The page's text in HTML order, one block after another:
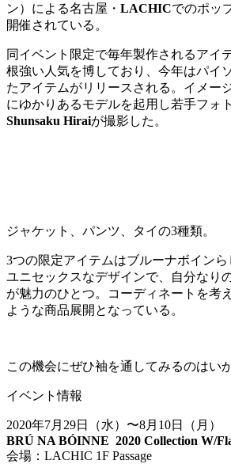
ン）による名古屋・ LACHICでのポッ
開催されている。
同イベント限定で毎年製作されるアイ
根強い人気を博しており、今年はパイ
たアイテムがリリースされる。イメー
にゆかりあるモデルを起用し若手フォ
Shunsaku Hiraiが撮影した。
ジャケット、パンツ、タイの3種類。
3つの限定アイテムはブルーナボイン
ユニセックスなデザインで、自分なり
が魅力のひとつ。コーディネートを考
ような商品展開となっている。
この機会にぜひ袖を通してみるのはい
イベント情報
2020年7月29日（水）〜8月10日（月）
BRÚ NA BÓINNE 2020 Collection W/
会場：LACHIC 1F Passage